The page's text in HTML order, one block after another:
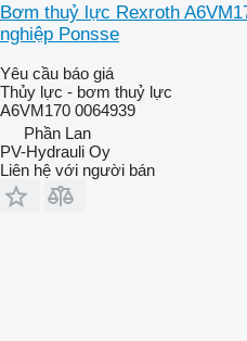
Bơm thuỷ lực Rexroth
nghiệp Ponsse
Yêu cầu báo giá
Thủy lực - bơm thuỷ lực
A6VM170 0064939
Phần Lan
PV-Hydrauli Oy
Liên hệ với người bán